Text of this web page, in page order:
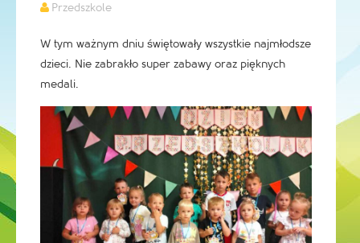
Przedszkole
W tym ważnym dniu świętowały wszystkie najmłodsze
dzieci. Nie zabrakło super zabawy oraz pięknych
medali.